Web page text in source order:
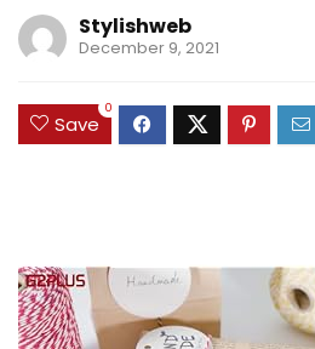
Stylishweb
December 9, 2021
Save
0